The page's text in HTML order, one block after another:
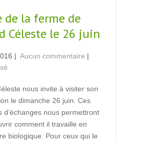
de la ferme de
Céleste le 26 juin
| Aucun commentaire |
nous invite à visiter son
le dimanche 26 juin. Ces
d’échanges nous permettront
comment il travaille en
biologique. Pour ceux qui le